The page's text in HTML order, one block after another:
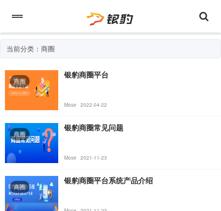
当前分类：商圈
商圈
银豹商圈平台
Mose 2022-04-22
商圈
银豹商圈常见问题
Mose 2021-11-23
商圈
银豹商圈平台系统产品介绍